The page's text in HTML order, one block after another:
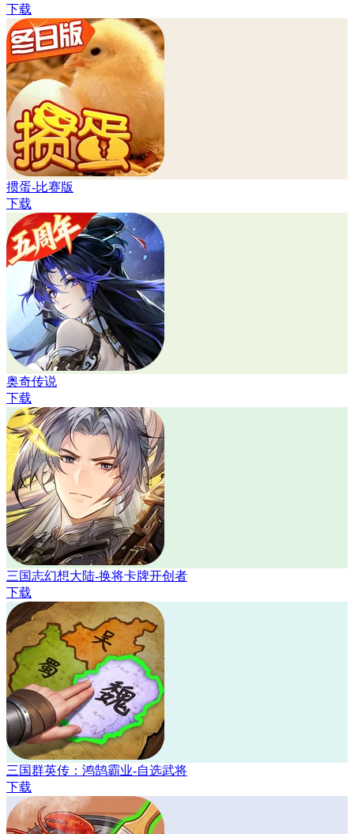
下载
掼蛋-比赛版
下载
奥奇传说
下载
三国志幻想大陆-换将卡牌开创者
下载
三国群英传：鸿鹄霸业-自选武将
下载